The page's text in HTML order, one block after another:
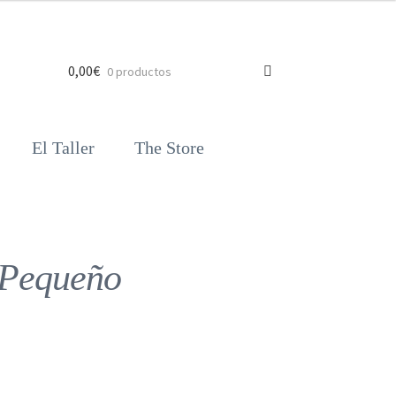
0,00€ 0 productos
El Taller The Store